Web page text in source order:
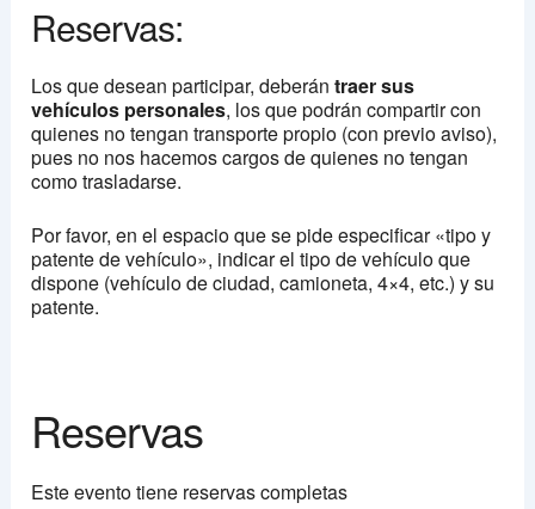
Reservas:
Los que desean participar, deberántraer sus
vehículos personales, los que podrán compartir con
quienes no tengan transporte propio (con previo aviso),
pues no nos hacemos cargos de quienes no tengan
como trasladarse.
Por favor, en el espacio que se pide especificar «tipo y
patente de vehículo», indicar el tipo de vehículo que
dispone (vehículo de ciudad, camioneta, 4×4, etc.) y su
patente.
Reservas
Este evento tiene reservas completas